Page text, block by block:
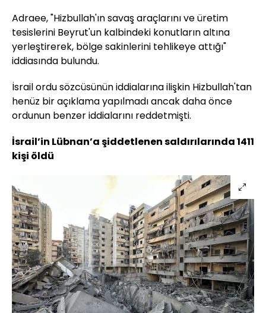
Adraee, "Hizbullah'ın savaş araçlarını ve üretim
tesislerini Beyrut'un kalbindeki konutların altına
yerleştirerek, bölge sakinlerini tehlikeye attığı"
iddiasında bulundu.
İsrail ordu sözcüsünün iddialarına ilişkin Hizbullah'tan
henüz bir açıklama yapılmadı ancak daha önce
ordunun benzer iddialarını reddetmişti.
İsrail’in Lübnan’a şiddetlenen saldırılarında 1411
kişi öldü